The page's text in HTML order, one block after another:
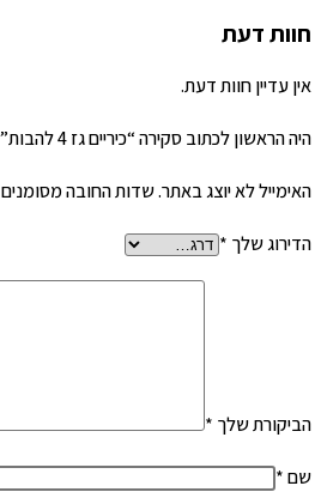
חוות דעת
אין עדיין חוות דעת.
היה הראשון לכתוב סקירה “כיריים גז 4 להבות”
האימייל לא יוצג באתר.שדות החובה מסומנים*
הדירוג שלך*
הביקורת שלך*
שם*